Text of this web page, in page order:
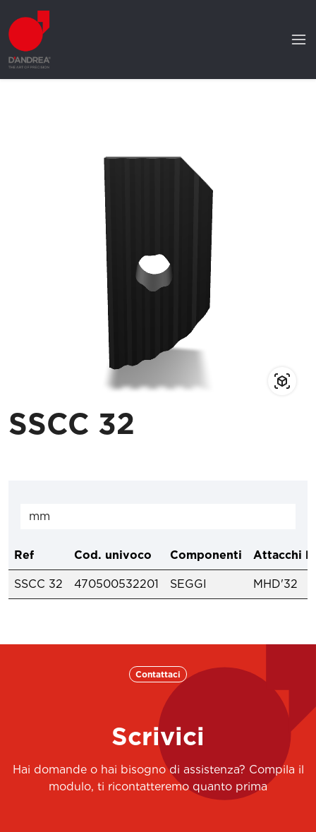
SSCC 32
Ref Cod. univoco Componenti Attacchi
SSCC 32 470500532201 SEGGI MHD'32
Contattaci
Scrivici
Hai domande o hai bisogno di assistenza? Compila il
modulo, ti ricontatteremo quanto prima